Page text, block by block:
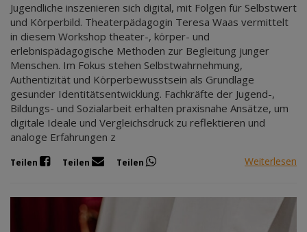
Jugendliche inszenieren sich digital, mit Folgen für Selbstwert
und Körperbild. Theaterpädagogin Teresa Waas vermittelt
in diesem Workshop theater-, körper- und
erlebnispädagogische Methoden zur Begleitung junger
Menschen. Im Fokus stehen Selbstwahrnehmung,
Authentizität und Körperbewusstsein als Grundlage
gesunder Identitätsentwicklung. Fachkräfte der Jugend-,
Bildungs- und Sozialarbeit erhalten praxisnahe Ansätze, um
digitale Ideale und Vergleichsdruck zu reflektieren und
analoge Erfahrungen z
Teilen Teilen Teilen Weiterlesen